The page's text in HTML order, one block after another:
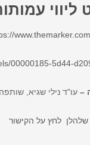
ליווי
00000185-5d44-
– עו"ד נילי שגיא,